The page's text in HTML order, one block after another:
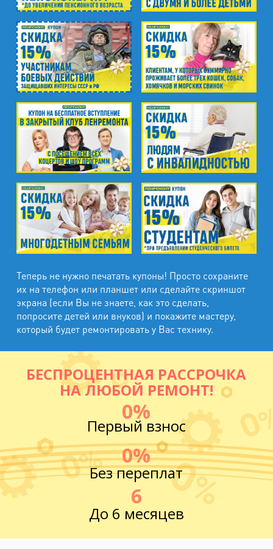
Промзона Мягловская, Всеволожский
муниципальный район, Ленинградская
область, ​Круговая улица, д. 47
м. Электросила
ул. Решетникова, д.3
Теперь не нужно печатать купоны! Просто сохраните
их на телефон или планшет или сделайте скриншот
экрана (если Вы не знаете, как это сделать,
попросите детей или внуков) и покажите мастеру,
который будет ремонтировать у Вас технику.
БЕСПРОЦЕНТНАЯ РАССРОЧКА
НА ЛЮБОЙ РЕМОНТ!
0%
Первый взнос
0%
Без переплат
6
До 6 месяцев